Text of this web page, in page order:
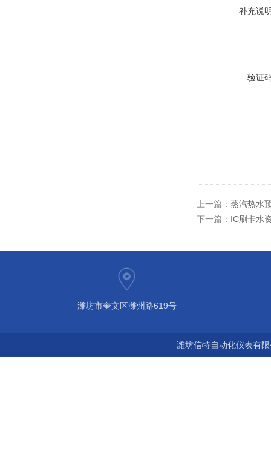
补充说
验证
上一篇： 蒸汽热水
下一篇： IC刷卡水
潍坊市奎文区潍州路619号
潍坊信特自动化仪表有